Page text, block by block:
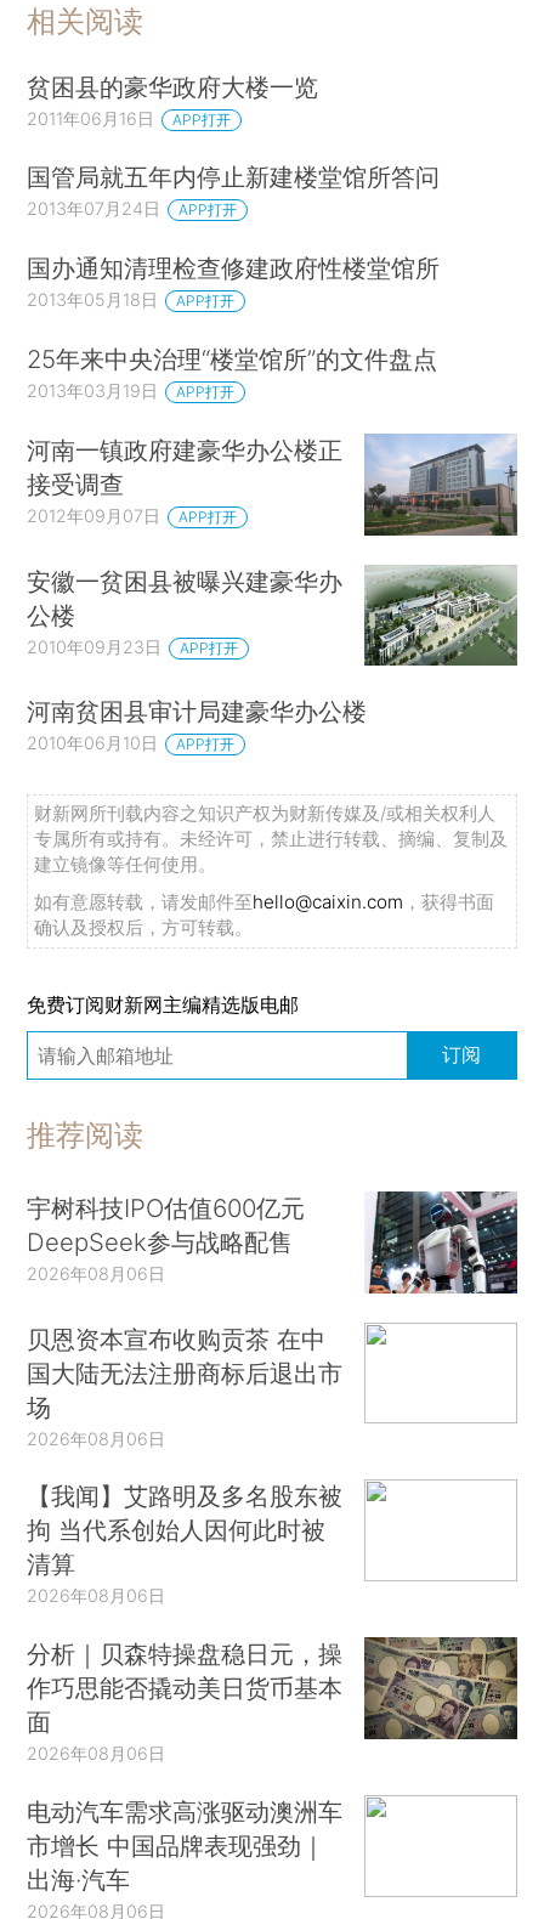
相关阅读
贫困县的豪华政府大楼一览
2011年06月16日 APP打开
国管局就五年内停止新建楼堂馆所答问
2013年07月24日 APP打开
国办通知清理检查修建政府性楼堂馆所
2013年05月18日 APP打开
25年来中央治理“楼堂馆所”的文件盘点
2013年03月19日 APP打开
河南一镇政府建豪华办公楼正
接受调查
2012年09月07日 APP打开
安徽一贫困县被曝兴建豪华办
公楼
2010年09月23日 APP打开
河南贫困县审计局建豪华办公楼
2010年06月10日 APP打开
财新网所刊载内容之知识产权为财新传媒及/或相关权利人
专属所有或持有。未经许可，禁止进行转载、摘编、复制及
建立镜像等任何使用。
如有意愿转载，请发邮件至hello@caixin.com ，获得书面
确认及授权后，方可转载。
免费订阅财新网主编精选版电邮
订阅
推荐阅读
宇树科技IPO估值600亿元
DeepSeek参与战略配售
2026年08月06日
贝恩资本宣布收购贡茶 在中
国大陆无法注册商标后退出市
场
2026年08月06日
【我闻】艾路明及多名股东被
拘 当代系创始人因何此时被
清算
2026年08月06日
分析｜贝森特操盘稳日元，操
作巧思能否撬动美日货币基本
面
2026年08月06日
电动汽车需求高涨驱动澳洲车
市增长 中国品牌表现强劲｜
出海·汽车
2026年08月06日